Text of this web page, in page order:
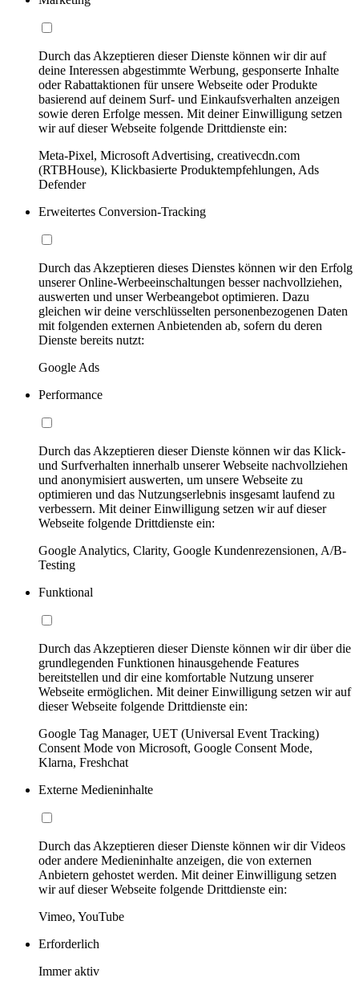
Durch das Akzeptieren dieser Dienste können wir dir auf
deine Interessen abgestimmte Werbung, gesponserte Inhalte
oder Rabattaktionen für unsere Webseite oder Produkte
basierend auf deinem Surf- und Einkaufsverhalten anzeigen
sowie deren Erfolge messen. Mit deiner Einwilligung setzen
wir auf dieser Webseite folgende Drittdienste ein:
Meta-Pixel, Microsoft Advertising, creativecdn.com
(RTBHouse), Klickbasierte Produktempfehlungen, Ads
Defender
Erweitertes Conversion-Tracking
Durch das Akzeptieren dieses Dienstes können wir den Erfolg
unserer Online-Werbeeinschaltungen besser nachvollziehen,
auswerten und unser Werbeangebot optimieren. Dazu
gleichen wir deine verschlüsselten personenbezogenen Daten
mit folgenden externen Anbietenden ab, sofern du deren
Dienste bereits nutzt:
Google Ads
Performance
Durch das Akzeptieren dieser Dienste können wir das Klick-
und Surfverhalten innerhalb unserer Webseite nachvollziehen
und anonymisiert auswerten, um unsere Webseite zu
optimieren und das Nutzungserlebnis insgesamt laufend zu
verbessern. Mit deiner Einwilligung setzen wir auf dieser
Webseite folgende Drittdienste ein:
Google Analytics, Clarity, Google Kundenrezensionen, A/B-
Testing
Funktional
Durch das Akzeptieren dieser Dienste können wir dir über die
grundlegenden Funktionen hinausgehende Features
bereitstellen und dir eine komfortable Nutzung unserer
Webseite ermöglichen. Mit deiner Einwilligung setzen wir auf
dieser Webseite folgende Drittdienste ein:
Google Tag Manager, UET (Universal Event Tracking)
Consent Mode von Microsoft, Google Consent Mode,
Klarna, Freshchat
Externe Medieninhalte
Durch das Akzeptieren dieser Dienste können wir dir Videos
oder andere Medieninhalte anzeigen, die von externen
Anbietern gehostet werden. Mit deiner Einwilligung setzen
wir auf dieser Webseite folgende Drittdienste ein:
Vimeo, YouTube
Erforderlich
Immer aktiv